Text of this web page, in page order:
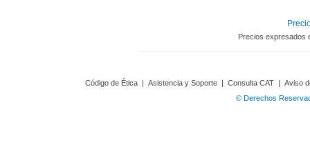
Precios expresados
Código de Ética | Asistencia y Soporte | Consulta CAT | Aviso
© Derechos